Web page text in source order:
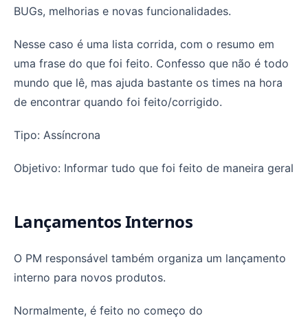
BUGs, melhorias e novas funcionalidades.
Nesse caso é uma lista corrida, com o resumo em
uma frase do que foi feito. Confesso que não é todo
mundo que lê, mas ajuda bastante os times na hora
de encontrar quando foi feito/corrigido.
Tipo: Assíncrona
Objetivo: Informar tudo que foi feito de maneira geral
Lançamentos Internos
O PM responsável também organiza um lançamento
interno para novos produtos.
Normalmente, é feito no começo do